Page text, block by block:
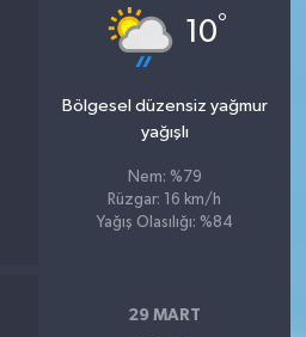
10°
Bölgesel düzensiz yağmur
yağışlı
Nem: %79
Rüzgar: 16 km/h
Yağış Olasılığı: %84
29 MART